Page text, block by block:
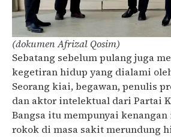
(dokumen Afrizal Qosim)
Sebatang sebelum pulang juga
kegetiran hidup yang dialami
Seorang kiai, begawan, penulis
dan aktor intelektual dari Partai
Bangsa itu mempunyai
rokok di masa sakit merundung